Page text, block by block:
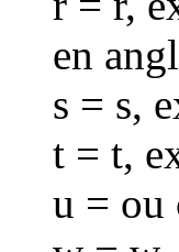
en
s = s,
t = t,
u = ou